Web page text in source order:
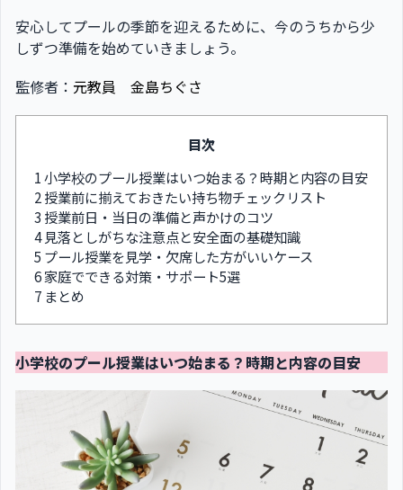
安心してプールの季節を迎えるために、今のうちから少
しずつ準備を始めていきましょう。
監修者： 元教員 金島ちぐさ
目次
1小学校のプール授業はいつ始まる？時期と内容の目安
2授業前に揃えておきたい持ち物チェックリスト
3 授業前日・当日の準備と声かけのコツ
4見落としがちな注意点と安全面の基礎知識
5 プール授業を見学・欠席した方がいいケース
6家庭でできる対策・サポート5選
7 まとめ
小学校のプール授業はいつ始まる？時期と内容の目安